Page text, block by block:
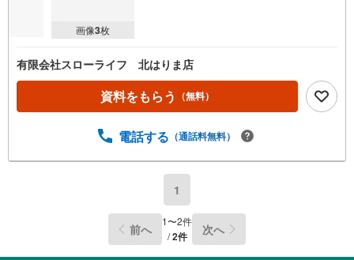
画像3枚
有限会社スローライフ 北はりま店
資料をもらう （無料）
電話する （通話料無料）
1
前へ 1〜2件
/2件 次へ